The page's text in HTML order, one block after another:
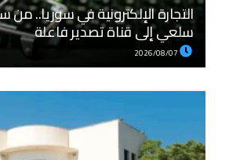
التجارة الإلكترونية في سوريا..
سلعي إلى قناة تصدير فاعلة